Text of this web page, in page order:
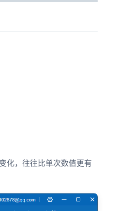
化，往往比单次数值更有